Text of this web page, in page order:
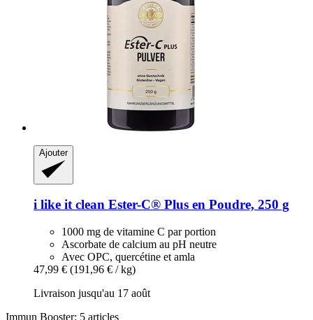
Ajouter
i like it clean Ester-​C® Plus en Poudre, 250 g
1000 mg de vitamine C par portion
Ascorbate de calcium au pH neutre
Avec OPC, quercétine et amla
47,99 € (191,96 € / kg)
Livraison jusqu'au 17 août
Immun Booster: 5 articles